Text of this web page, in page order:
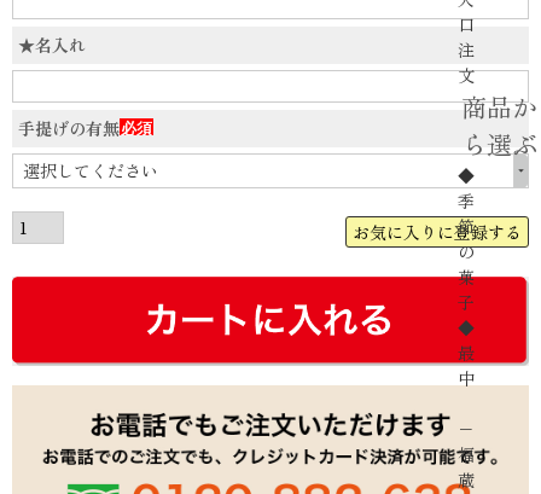
口
注
文
商品か
ら選ぶ
◆
季
節
の
菓
子
◆
最
中
−
福
蔵
★名入れ
手提げの有無
(必
須)
お気に入りに登録する